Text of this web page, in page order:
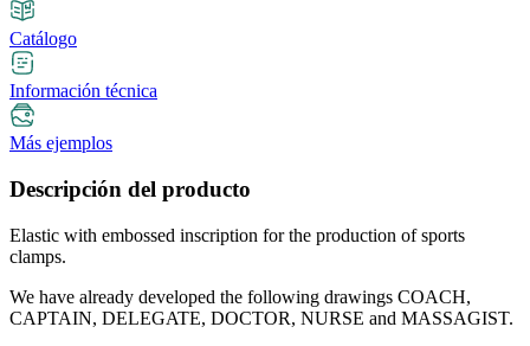
Catálogo
Información técnica
Más ejemplos
Descripción del producto
Elastic with embossed inscription for the production of sports
clamps.
We have already developed the following drawings COACH,
CAPTAIN, DELEGATE, DOCTOR, NURSE and MASSAGIST.